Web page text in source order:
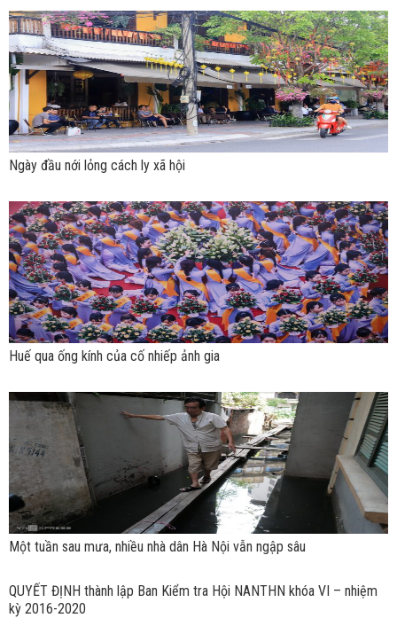
Ngày đầu nới lỏng cách ly xã hội
Huế qua ống kính của cố nhiếp ảnh gia
Một tuần sau mưa, nhiều nhà dân Hà Nội vẫn ngập sâu
QUYẾT ĐỊNH thành lập Ban Kiểm tra Hội NANTHN khóa VI – nhiệm
kỳ 2016-2020